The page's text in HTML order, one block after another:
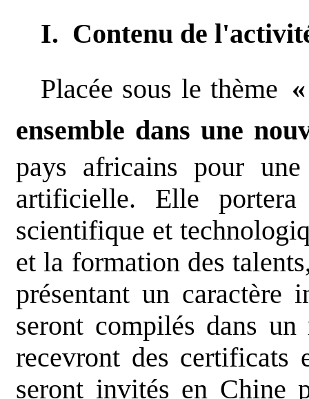
I. Contenu de
Placée sous le thème
ensemble dans une
pays africains pour
artificielle. Elle
scientifique et
et la formation des
présentant un caractère
seront compilés dans
recevront des certificats
seront invités en Chine